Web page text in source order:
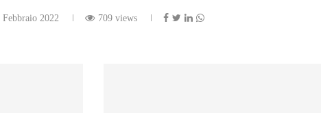
Febbraio 2022 709 views